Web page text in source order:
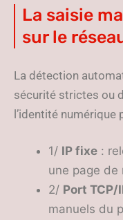
La saisie
sur le
La détection
sécurité strictes ou
l’identité numérique
1/ IP fixe :
une page de
2/ Port TCP/
manuels du